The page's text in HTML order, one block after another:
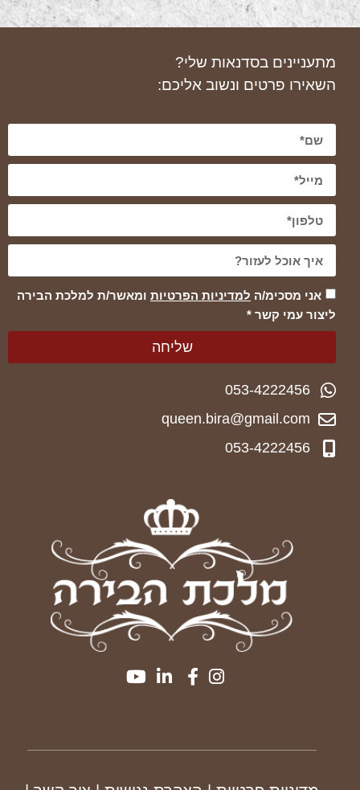
053-4222456
queen.bira@gmail.com
053-4222456
מתעניינים בסדנאות שלי?
השאירו פרטים ונשוב אליכם:
אני מסכימ/ה למדיניות הפרטיות ומאשר/ת למלכת הבירה
ליצור עמי קשר *
שליחה